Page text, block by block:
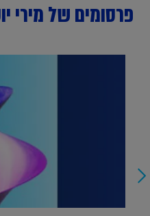
פרסומים של מירי